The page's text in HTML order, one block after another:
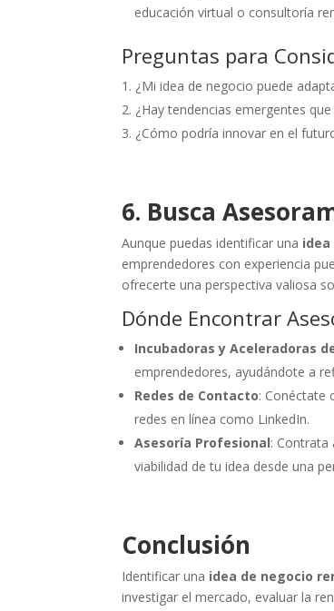
educación virtual o consultoría
Preguntas para
¿Mi idea de negocio puede
¿Hay tendencias emergentes
¿Cómo podría innovar en el
6. Busca
Aunque puedas identificar una
emprendedores con experiencia
ofrecerte una perspectiva valiosa
Dónde Encontrar
Incubadoras y Aceleradoras
emprendedores, ayudándote a
Redes de Contacto: Conéctate
redes en línea como LinkedIn.
Asesoría Profesional: Contrata
viabilidad de tu idea desde una
Conclusión
Identificar una idea de negocio
investigar el mercado, evaluar la